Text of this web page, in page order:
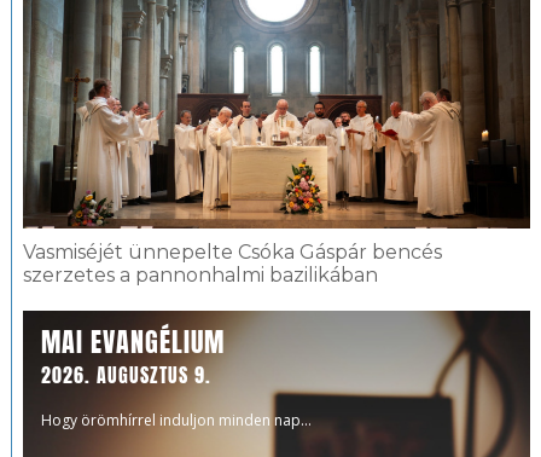
Vasmiséjét ünnepelte Csóka Gáspár bencés
szerzetes a pannonhalmi bazilikában
MAI EVANGÉLIUM
2026. AUGUSZTUS 9.
Hogy örömhírrel induljon minden nap...